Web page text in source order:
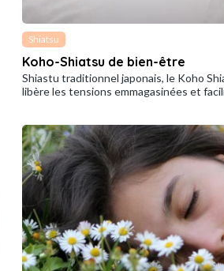
Shiatsu
Koho-Shiatsu de bien-être
Shiastu traditionnel japonais, le Koho
libère les tensions emmagasinées et